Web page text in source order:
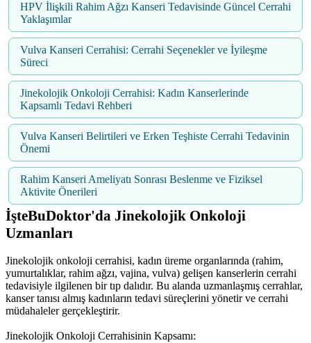
HPV İlişkili Rahim Ağzı Kanseri Tedavisinde Güncel Cerrahi
Yaklaşımlar
Vulva Kanseri Cerrahisi: Cerrahi Seçenekler ve İyileşme
Süreci
Jinekolojik Onkoloji Cerrahisi: Kadın Kanserlerinde
Kapsamlı Tedavi Rehberi
Vulva Kanseri Belirtileri ve Erken Teşhiste Cerrahi Tedavinin
Önemi
Rahim Kanseri Ameliyatı Sonrası Beslenme ve Fiziksel
Aktivite Önerileri
İşteBuDoktor'da Jinekolojik Onkoloji
Uzmanları
Jinekolojik onkoloji cerrahisi, kadın üreme organlarında (rahim,
yumurtalıklar, rahim ağzı, vajina, vulva) gelişen kanserlerin cerrahi
tedavisiyle ilgilenen bir tıp dalıdır. Bu alanda uzmanlaşmış cerrahlar,
kanser tanısı almış kadınların tedavi süreçlerini yönetir ve cerrahi
müdahaleler gerçekleştirir.
Jinekolojik Onkoloji Cerrahisinin Kapsamı: